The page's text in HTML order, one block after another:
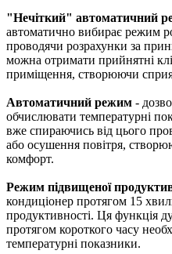
"Нечіткий" автоматичний
автоматично вибирає режим
проводячи розрахунки за
можна отримати прийнятні
приміщення, створюючи
Автоматичний режим -
обчислювати температурні
вже спираючись від цього
або осушення повітря,
комфорт.
Режим підвищеної
кондиціонер протягом 15
продуктивності. Ця функція
протягом короткого часу
температурні показники.